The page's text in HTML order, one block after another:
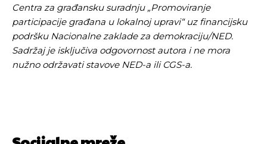
Centra za građansku suradnju „Promoviranje
participacije građana u lokalnoj upravi“ uz financijsku
podršku Nacionalne zaklade za demokraciju/NED.
Sadržaj je isključiva odgovornost autora i ne mora
nužno održavati stavove NED-a ili CGS-a.